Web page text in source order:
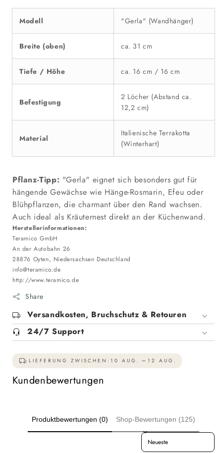
Modell "Gerla" (Wandhänger)
Breite (oben) ca. 31 cm
Tiefe / Höhe ca. 16 cm / 16 cm
Befestigung
2 Löcher (Abstand ca.
12,2 cm)
Material
Italienische Terrakotta
(Winterhart)
Pflanz-Tipp: "Gerla" eignet sich besonders gut für
hängende Gewächse wie Hänge-Rosmarin, Efeu oder
Blühpflanzen, die charmant über den Rand wachsen.
Auch ideal als Kräuternest direkt an der Küchenwand.
Herstellerinformationen:
Teramico GmbH
An der Autobahn 26
28876 Oyten, Niedersachsen Deutschland
info@teramico.de
http://www.teramico.de
Share
Versandkosten, Bruchschutz & Retouren
24/7 Support
LIEFERUNG ZWISCHEN: 10 AUG. 12 AUG.
Kundenbewertungen
Produktbewertungen (0) Shop-Bewertungen (125)
Sort reviews by